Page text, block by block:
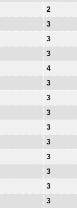
2
3
3
3
4
3
3
3
3
3
3
3
3
3